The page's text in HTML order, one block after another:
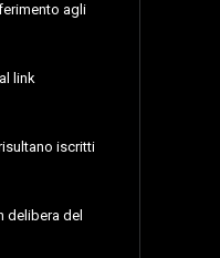
agli
link
iscritti
delibera del